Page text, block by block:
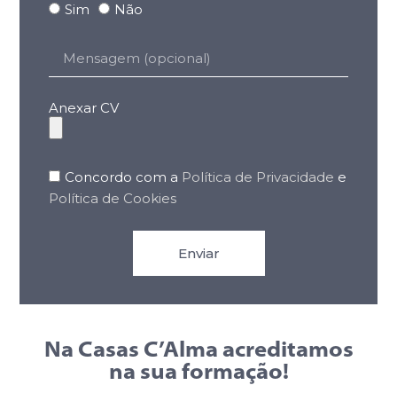
Sim
Não
Anexar CV
Concordo com a Política de Privacidade e
Política de Cookies
Enviar
Na Casas C’Alma acreditamos
na sua formação!